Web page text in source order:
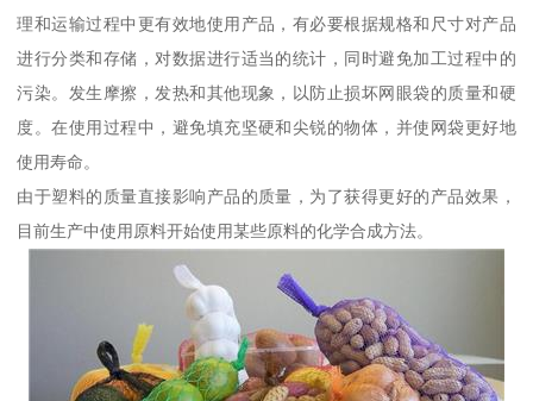
理和运输过程中更有效地使用产品，有必要根据规格和尺寸对产品
进行分类和存储，对数据进行适当的统计，同时避免加工过程中的
污染。发生摩擦，发热和其他现象，以防止损坏网眼袋的质量和硬
度。在使用过程中，避免填充坚硬和尖锐的物体，并使网袋更好地
使用寿命。
由于塑料的质量直接影响产品的质量，为了获得更好的产品效果，
目前生产中使用原料开始使用某些原料的化学合成方法。